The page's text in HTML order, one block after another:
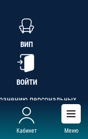
Кабинет Меню
ВИП
ВОЙТИ
персональных
1142300002349,